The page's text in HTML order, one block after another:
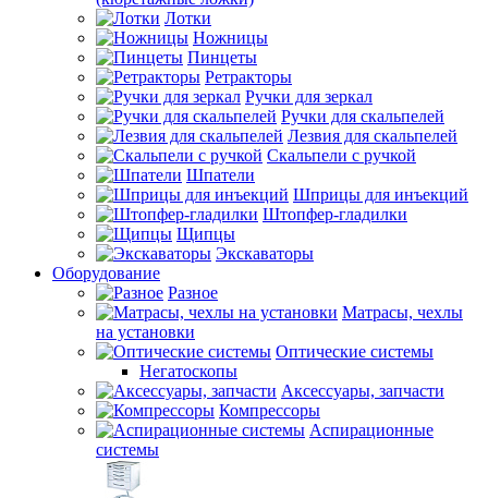
Лотки
Ножницы
Пинцеты
Ретракторы
Ручки для зеркал
Ручки для скальпелей
Лезвия для скальпелей
Скальпели с ручкой
Шпатели
Шприцы для инъекций
Штопфер-гладилки
Щипцы
Экскаваторы
Оборудование
Разное
Матрасы, чехлы
на установки
Оптические системы
Негатоскопы
Аксессуары, запчасти
Компрессоры
Аспирационные
системы